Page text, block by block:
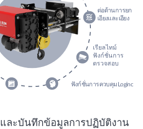
ต่อต้านการยก
เอียงและเอียง
เรียลไทม์
ฟังก์ชั่นการ
ตรวจสอบ
ฟังก์ชั่นการควบคุม Loginc
ละบันทึกข้อมูลการปฏิบัติงาน